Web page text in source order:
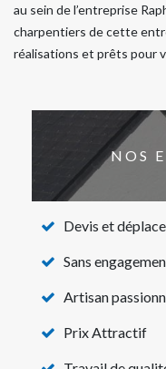
au sein de l’entreprise
charpentiers de cette
réalisations et prêts pour
NOS
Devis et
Sans
Artisan
Prix Attractif